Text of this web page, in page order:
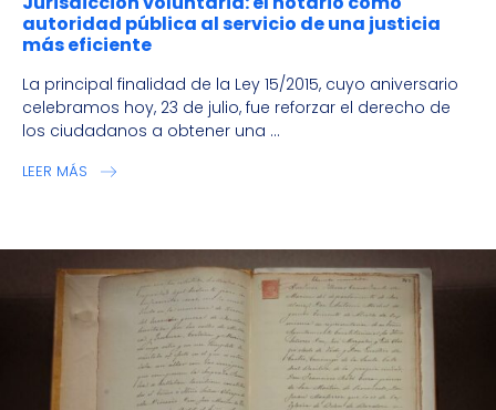
autoridad pública al servicio de una justicia
más eficiente
La principal finalidad de la Ley 15/2015, cuyo aniversario
celebramos hoy, 23 de julio, fue reforzar el derecho de
los ciudadanos a obtener una ...
LEER MÁS